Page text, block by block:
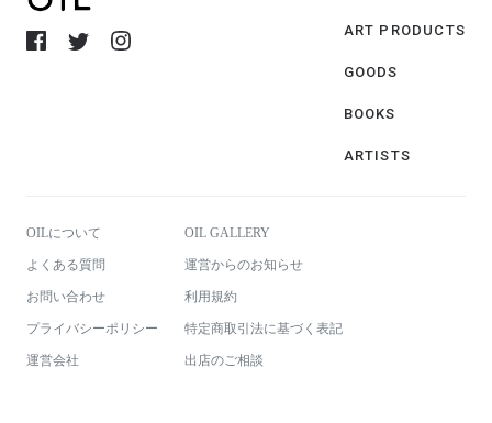
ART PRODUCTS
GOODS
BOOKS
ARTISTS
OILについて OIL GALLERY
よくある質問 運営からのお知らせ
お問い合わせ 利用規約
プライバシーポリシー 特定商取引法に基づく表記
運営会社 出店のご相談